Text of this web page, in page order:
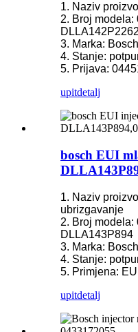
1. Naziv
2. Broj modela:
3. Marka: Bosch
4. Stanje:
5. Prijava:
upitdetalj
bosch EUI
1. Naziv
ubrizgavanje
2. Broj modela:
DLLA143P894
3. Marka: Bosch
4. Stanje:
5. Primjena:
upitdetalj